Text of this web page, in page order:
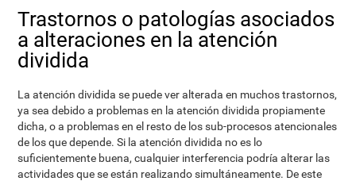
Trastornos o patologías asociados
a alteraciones en la atención
dividida
La atención dividida se puede ver alterada en muchos trastornos,
ya sea debido a problemas en la atención dividida propiamente
dicha, o a problemas en el resto de los sub-procesos atencionales
de los que depende. Si la atención dividida no es lo
suficientemente buena, cualquier interferencia podría alterar las
actividades que se están realizando simultáneamente. De este